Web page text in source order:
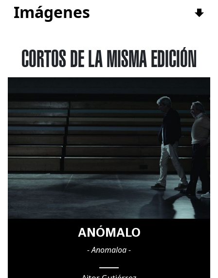
Imágenes
CORTOS DE LA MISMA EDICIÓN
ANÓMALO
- Anomaloa -